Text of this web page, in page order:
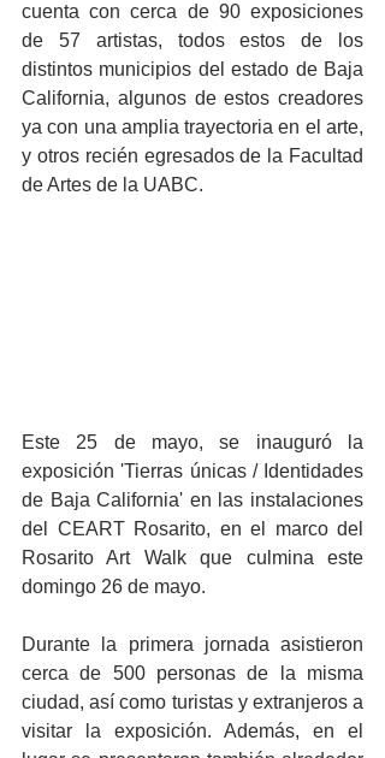
cuenta con cerca de 90 exposiciones
de 57 artistas, todos estos de los
distintos municipios del estado de Baja
California, algunos de estos creadores
ya con una amplia trayectoria en el arte,
y otros recién egresados de la Facultad
de Artes de la UABC.
Este 25 de mayo, se inauguró la
exposición 'Tierras únicas / Identidades
de Baja California' en las instalaciones
del CEART Rosarito, en el marco del
Rosarito Art Walk que culmina este
domingo 26 de mayo.
Durante la primera jornada asistieron
cerca de 500 personas de la misma
ciudad, así como turistas y extranjeros a
visitar la exposición. Además, en el